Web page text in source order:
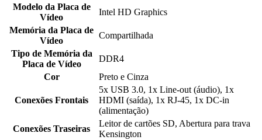
Modelo da Placa de
Vídeo
Intel HD Graphics
Memória da Placa de
Vídeo
Compartilhada
Tipo de Memória da
Placa de Vídeo
DDR4
Cor
Preto e Cinza
Conexões Frontais
5x USB 3.0, 1x Line-out (áudio), 1x
HDMI (saída), 1x RJ-45, 1x DC-in
(alimentação)
Conexões Traseiras
Leitor de cartões SD, Abertura para trava
Kensington